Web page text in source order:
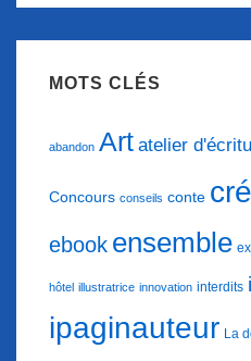
MOTS CLÉS
abandon Art atelier
Concours conseils conte
ebook ensemble
hôtel illustratrice innovation interdits
ipaginauteur La